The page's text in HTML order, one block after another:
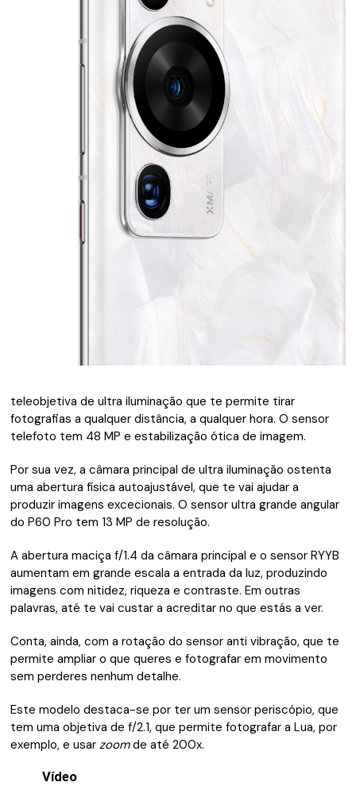
teleobjetiva de ultra iluminação que te permite tirar
fotografias a qualquer distância, a qualquer hora. O sensor
telefoto tem 48 MP e estabilização ótica de imagem.
Por sua vez, a câmara principal de ultra iluminação ostenta
uma abertura física autoajustável, que te vai ajudar a
produzir imagens excecionais. O sensor ultra grande angular
do P60 Pro tem 13 MP de resolução.
A abertura maciça f/1.4 da câmara principal e o sensor RYYB
aumentam em grande escala a entrada da luz, produzindo
imagens com nitidez, riqueza e contraste. Em outras
palavras, até te vai custar a acreditar no que estás a ver.
Conta, ainda, com a rotação do sensor anti vibração, que te
permite ampliar o que queres e fotografar em movimento
sem perderes nenhum detalhe.
Este modelo destaca-se por ter um sensor periscópio, que
tem uma objetiva de f/2.1, que permite fotografar a Lua, por
exemplo, e usarzoomde até 200x.
Vídeo